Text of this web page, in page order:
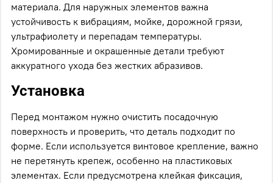
материала. Для наружных элементов важна
устойчивость к вибрациям, мойке, дорожной грязи,
ультрафиолету и перепадам температуры.
Хромированные и окрашенные детали требуют
аккуратного ухода без жестких абразивов.
Установка
Перед монтажом нужно очистить посадочную
поверхность и проверить, что деталь подходит по
форме. Если используется винтовое крепление, важно
не перетянуть крепеж, особенно на пластиковых
элементах. Если предусмотрена клейкая фиксация,